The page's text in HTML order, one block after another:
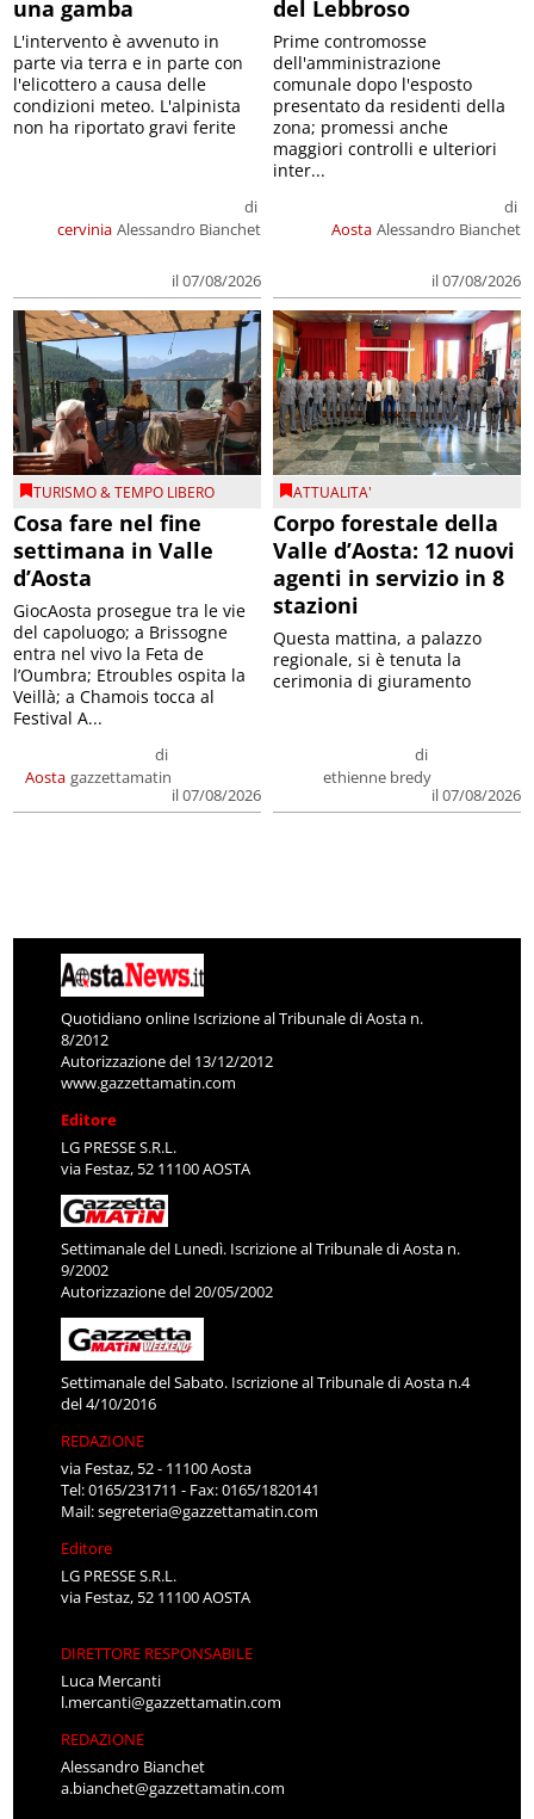
una gamba
cervinia
di
Alessandro Bianchet
il 07/08/2026
L'intervento è avvenuto in
parte via terra e in parte con
l'elicottero a causa delle
condizioni meteo. L'alpinista
non ha riportato gravi ferite
del Lebbroso
Aosta
di
Alessandro Bianchet
il 07/08/2026
Prime contromosse
dell'amministrazione
comunale dopo l'esposto
presentato da residenti della
zona; promessi anche
maggiori controlli e ulteriori
inter...
TURISMO & TEMPO LIBERO
Cosa fare nel fine
settimana in Valle
d’Aosta
Aosta
di
gazzettamatin
il 07/08/2026
GiocAosta prosegue tra le vie
del capoluogo; a Brissogne
entra nel vivo la Feta de
l’Oumbra; Etroubles ospita la
Veillà; a Chamois tocca al
Festival A...
ATTUALITA'
Corpo forestale della
Valle d’Aosta: 12 nuovi
agenti in servizio in 8
stazioni
di
ethienne bredy
il 07/08/2026
Questa mattina, a palazzo
regionale, si è tenuta la
cerimonia di giuramento
Quotidiano online Iscrizione al Tribunale di Aosta n.
8/2012
Autorizzazione del 13/12/2012
www.gazzettamatin.com
Editore
LG PRESSE S.R.L.
via Festaz, 52 11100 AOSTA
Settimanale del Lunedì. Iscrizione al Tribunale di Aosta n.
9/2002
Autorizzazione del 20/05/2002
Settimanale del Sabato. Iscrizione al Tribunale di Aosta n.4
del 4/10/2016
REDAZIONE
via Festaz, 52 - 11100 Aosta
Tel: 0165/231711 - Fax: 0165/1820141
Mail:segreteria@gazzettamatin.com
Editore
LG PRESSE S.R.L.
via Festaz, 52 11100 AOSTA
DIRETTORE RESPONSABILE
Luca Mercanti
l.mercanti@gazzettamatin.com
REDAZIONE
Alessandro Bianchet
a.bianchet@gazzettamatin.com